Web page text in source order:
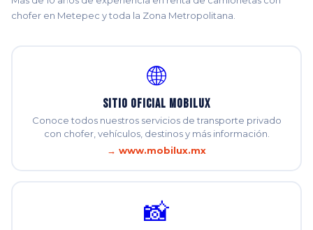
chofer en Metepec y toda la Zona Metropolitana.
🌐
Sitio Oficial Mobilux
Conoce todos nuestros servicios de transporte privado
con chofer, vehículos, destinos y más información.
→ www.mobilux.mx
📸